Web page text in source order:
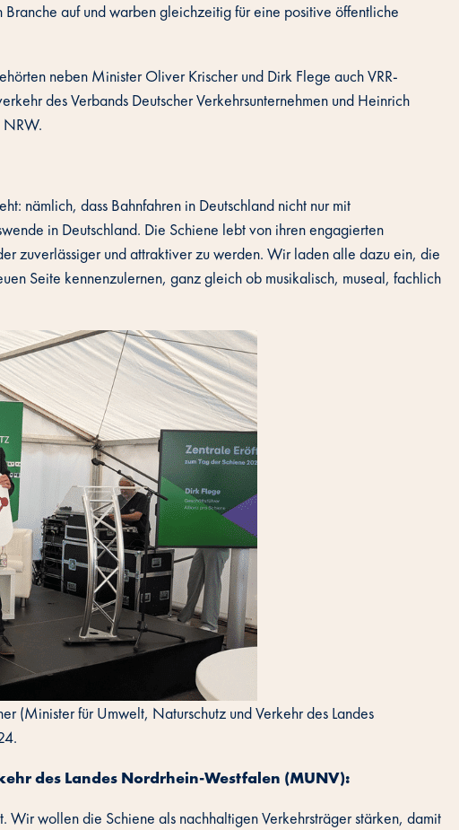
auf und warben gleichzeitig für eine positive öffentliche
neben Minister Oliver Krischer und Dirk Flege auch VRR-
des Verbands Deutscher Verkehrsunternehmen und Heinrich
NRW.
nämlich, dass Bahnfahren in Deutschland nicht nur mit
in Deutschland. Die Schiene lebt von ihren engagierten
zuverlässiger und attraktiver zu werden. Wir laden alle dazu ein, die
Seite kennenzulernen, ganz gleich ob musikalisch, museal, fachlich
(Minister für Umwelt, Naturschutz und Verkehr des Landes
des Landes Nordrhein-Westfalen (MUNV):
wollen die Schiene als nachhaltigen Verkehrsträger stärken, damit